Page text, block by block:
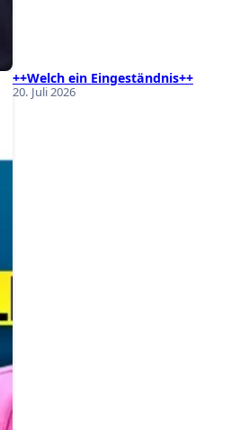
++Welch ein Eingeständnis++
20. Juli 2026